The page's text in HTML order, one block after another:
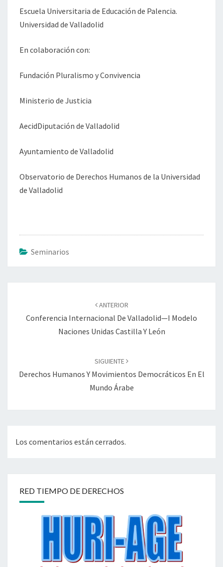
Escuela Universitaria de Educación de Palencia.
Universidad de Valladolid
En colaboración con:
Fundación Pluralismo y Convivencia
Ministerio de Justicia
AecidDiputación de Valladolid
Ayuntamiento de Valladolid
Observatorio de Derechos Humanos de la Universidad
de Valladolid
Seminarios
entradas
ANTERIOR
Conferencia Internacional De Valladolid—I Modelo
Naciones Unidas Castilla Y León
SIGUIENTE
Derechos Humanos Y Movimientos Democráticos En El
Mundo Árabe
Los comentarios están cerrados.
RED TIEMPO DE DERECHOS